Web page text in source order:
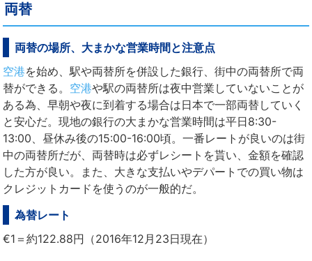
両替
両替の場所、大まかな営業時間と注意点
空港を始め、駅や両替所を併設した銀行、街中の両替所で両
替ができる。 空港や駅の両替所は夜中営業していないことが
ある為、早朝や夜に到着する場合は日本で一部両替していく
と安心だ。現地の銀行の大まかな営業時間は平日8:30-
13:00、昼休み後の15:00-16:00頃。一番レートが良いのは街
中の両替所だが、両替時は必ずレシートを貰い、金額を確認
した方が良い。また、大きな支払いやデパートでの買い物は
クレジットカードを使うのが一般的だ。
為替レート
€1＝約122.88円（2016年12月23日現在）